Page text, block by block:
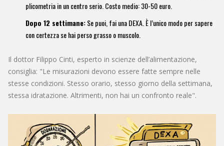
plicometria in un centro serio. Costo medio: 30-50 euro.
Dopo 12 settimane:Se puoi, fai una DEXA. È l’unico modo per sapere
con certezza se hai perso grasso o muscolo.
Il dottor Filippo Cinti, esperto in scienze dell’alimentazione,
consiglia: "Le misurazioni devono essere fatte sempre nelle
stesse condizioni. Stesso orario, stesso giorno della settimana,
stessa idratazione. Altrimenti, non hai un confronto reale".